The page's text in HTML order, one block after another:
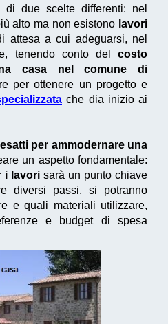
di due scelte differenti: nel
alto ma non esistono lavori
attesa a cui adeguarsi, nel
tenendo conto del costo
casa nel comune di
perottenere un progettoe
che dia inizio ai
per ammodernare una
un aspetto fondamentale:
i lavorisarà un punto chiave
diversi passi, si potranno
e quali materiali utilizzare,
e budget di spesa